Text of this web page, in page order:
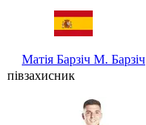
Матія Барзіч М. Барзіч
півзахисник